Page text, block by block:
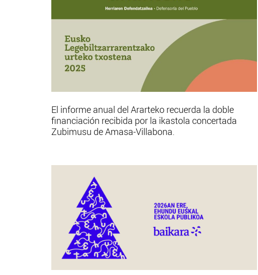
El informe anual del Ararteko recuerda la doble
financiación recibida por la ikastola concertada
Zubimusu de Amasa-Villabona.